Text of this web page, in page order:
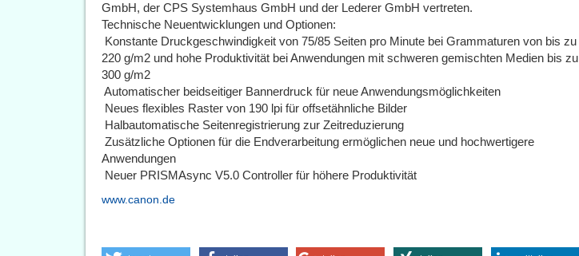
GmbH, der CPS Systemhaus GmbH und der Lederer GmbH vertreten.
Technische Neuentwicklungen und Optionen:
 Konstante Druckgeschwindigkeit von 75/85 Seiten pro Minute bei Grammaturen von bis zu
220 g/m2 und hohe Produktivität bei Anwendungen mit schweren gemischten Medien bis zu
300 g/m2
 Automatischer beidseitiger Bannerdruck für neue Anwendungsmöglichkeiten
 Neues flexibles Raster von 190 lpi für offsetähnliche Bilder
 Halbautomatische Seitenregistrierung zur Zeitreduzierung
 Zusätzliche Optionen für die Endverarbeitung ermöglichen neue und hochwertigere
Anwendungen
 Neuer PRISMAsync V5.0 Controller für höhere Produktivität
www.canon.de